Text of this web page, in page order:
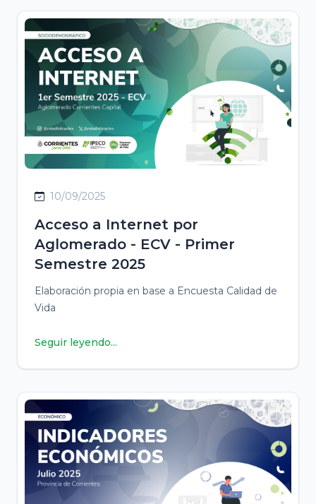
10/09/2025
Acceso a Internet por
Aglomerado - ECV - Primer
Semestre 2025
Elaboración propia en base a Encuesta Calidad de
Vida
Seguir leyendo...